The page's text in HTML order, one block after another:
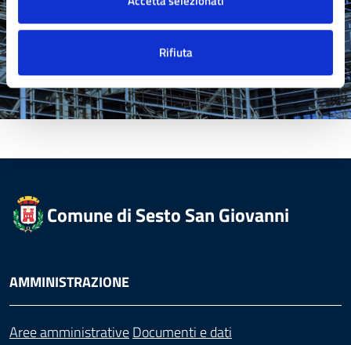
Rifiuta
Comune di Sesto San Giovanni
AMMINISTRAZIONE
Aree amministrativeDocumenti e dati